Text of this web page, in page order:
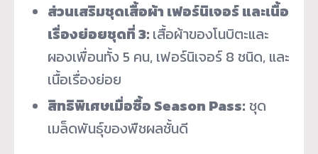
ส่วนเสริมชุดเสื้อผ้า เฟอร์นิเจอร์ และเนื้อ
เรื่องย่อยชุดที่ 3: เสื้อผ้าของโนบิตะและ
ผองเพื่อนทั้ง 5 คน, เฟอร์นิเจอร์ 8 ชนิด, และ
เนื้อเรื่องย่อย
สิทธิพิเศษเมื่อซื้อ Season Pass: ชุด
เมล็ดพันธุ์ของพืชผลชั้นดี